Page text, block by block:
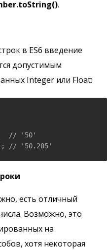
.
в ES6 введение
допустимым
Integer или Float:
// '50'
// '50.205'
есть отличный
Возможно, это
на
хотя некоторая